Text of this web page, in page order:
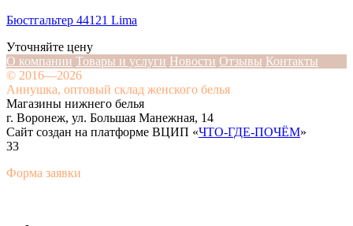
Бюстгальтер 44121 Lima
Уточняйте цену
О компании Товары и услуги Новости Отзывы Контакты
© 2016—2026
Аннушка, оптовый склад женского белья
Магазины нижнего белья
г. Воронеж, ул. Большая Манежная, 14
Сайт создан на платформе ВЦИП «ЧТО-ГДЕ-ПОЧЁМ»
33
Форма заявки